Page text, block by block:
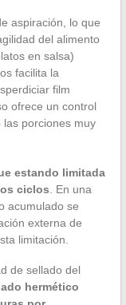
aspiración, lo que
del alimento
en salsa)
facilita la
film
ofrece un control
porciones muy
estando limitada
ciclos . En una
acumulado se
externa de
limitación.
de sellado del
hermético